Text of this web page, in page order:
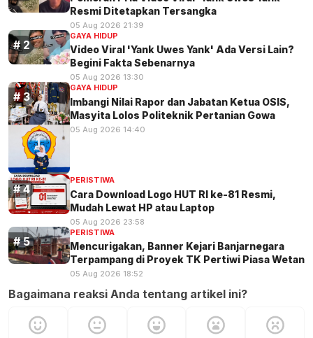
Resmi Ditetapkan Tersangka
05 Aug 2026 21:39
GAYA HIDUP
Video Viral 'Yank Uwes Yank' Ada Versi Lain?
Begini Fakta Sebenarnya
05 Aug 2026 13:30
GAYA HIDUP
Imbangi Nilai Rapor dan Jabatan Ketua OSIS,
Masyita Lolos Politeknik Pertanian Gowa
05 Aug 2026 14:40
PERISTIWA
Cara Download Logo HUT RI ke-81 Resmi,
Mudah Lewat HP atau Laptop
05 Aug 2026 23:58
PERISTIWA
Mencurigakan, Banner Kejari Banjarnegara
Terpampang di Proyek TK Pertiwi Piasa Wetan
05 Aug 2026 18:52
Bagaimana reaksi Anda tentang artikel ini?